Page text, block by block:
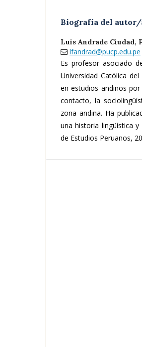
Biografía del autor/
Luis Andrade Ciudad,
lfandrad@pucp.edu.pe
Es profesor asociado
Universidad Católica
en estudios andinos
contacto, la
zona andina. Ha
una historia lingüística
de Estudios Peruanos,